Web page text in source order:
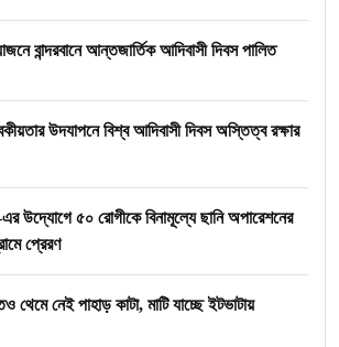
বান্দরবানে আন্তজার্তিক আদিবাসী দিবস পালিত
উদযাপনে বিশ্ব আদিবাসী দিবস অস্তিত্ব রক্ষার
উদ্যোগে ৫০ রোগীকে বিনামূল্যে ছানি অপারেশনের
প্রেরণ
থেমে নেই পাহাড় কাটা, মাটি যাচ্ছে ইটভাটায়